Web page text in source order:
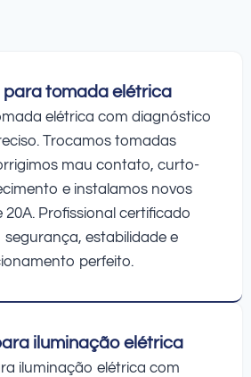
para tomada elétrica
elétrica com diagnóstico
Trocamos tomadas
mau contato, curto-
e instalamos novos
20A. Profissional certificado
estabilidade e
perfeito.
iluminação elétrica
iluminação elétrica com